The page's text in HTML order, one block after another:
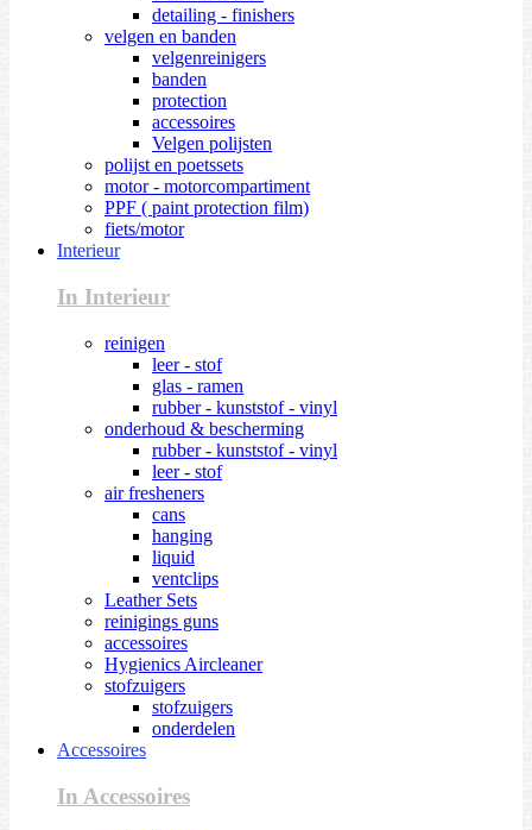
detailing - finishers
velgen en banden
velgenreinigers
banden
protection
accessoires
Velgen polijsten
polijst en poetssets
motor - motorcompartiment
PPF ( paint protection film)
fiets/motor
Interieur
In Interieur
reinigen
leer - stof
glas - ramen
rubber - kunststof - vinyl
onderhoud & bescherming
rubber - kunststof - vinyl
leer - stof
air fresheners
cans
hanging
liquid
ventclips
Leather Sets
reinigings guns
accessoires
Hygienics Aircleaner
stofzuigers
stofzuigers
onderdelen
Accessoires
In Accessoires